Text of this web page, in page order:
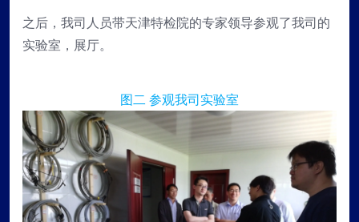
之后，我司人员带天津特检院的专家领导参观了我司的
实验室，展厅。
图二 参观我司实验室